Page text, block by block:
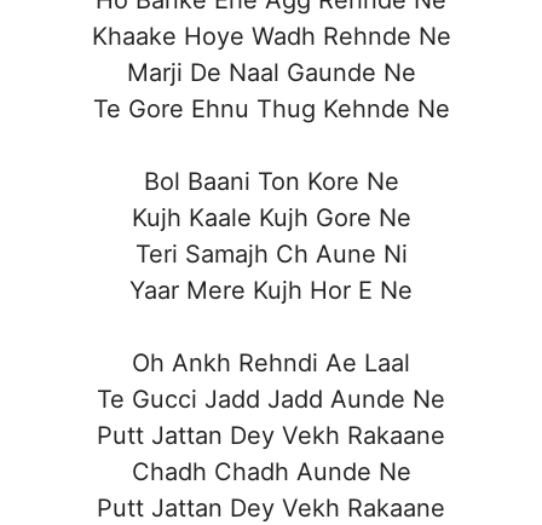
Khaake Hoye Wadh Rehnde Ne
Marji De Naal Gaunde Ne
Te Gore Ehnu Thug Kehnde Ne
Bol Baani Ton Kore Ne
Kujh Kaale Kujh Gore Ne
Teri Samajh Ch Aune Ni
Yaar Mere Kujh Hor E Ne
Oh Ankh Rehndi Ae Laal
Te Gucci Jadd Jadd Aunde Ne
Putt Jattan Dey Vekh Rakaane
Chadh Chadh Aunde Ne
Putt Jattan Dey Vekh Rakaane